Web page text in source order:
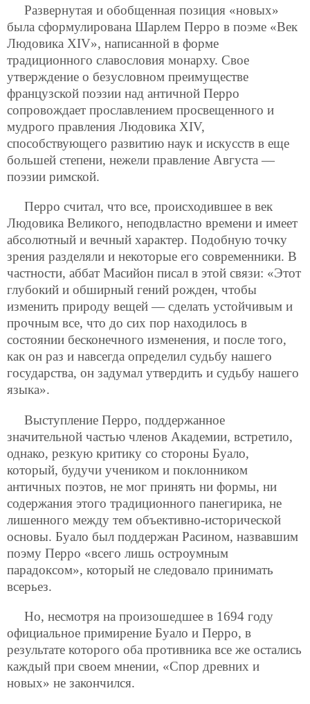
Развернутая и обобщенная позиция «новых»
была сформулирована Шарлем Перро в поэме «Век
Людовика XIV», написанной в форме
традиционного славословия монарху. Свое
утверждение о безусловном преимуществе
французской поэзии над античной Перро
сопровождает прославлением просвещенного и
мудрого правления Людовика XIV,
способствующего развитию наук и искусств в еще
большей степени, нежели правление Августа —
поэзии римской.
Перро считал, что все, происходившее в век
Людовика Великого, неподвластно времени и имеет
абсолютный и вечный характер. Подобную точку
зрения разделяли и некоторые его современники. В
частности, аббат Масийон писал в этой связи: «Этот
глубокий и обширный гений рожден, чтобы
изменить природу вещей — сделать устойчивым и
прочным все, что до сих пор находилось в
состоянии бесконечного изменения, и после того,
как он раз и навсегда определил судьбу нашего
государства, он задумал утвердить и судьбу нашего
языка».
Выступление Перро, поддержанное
значительной частью членов Академии, встретило,
однако, резкую критику со стороны Буало,
который, будучи учеником и поклонником
античных поэтов, не мог принять ни формы, ни
содержания этого традиционного панегирика, не
лишенного между тем объективно-исторической
основы. Буало был поддержан Расином, назвавшим
поэму Перро «всего лишь остроумным
парадоксом», который не следовало принимать
всерьез.
Но, несмотря на произошедшее в 1694 году
официальное примирение Буало и Перро, в
результате которого оба противника все же остались
каждый при своем мнении, «Спор древних и
новых» не закончился.